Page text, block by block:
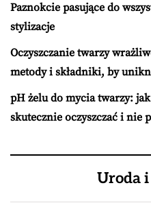
Paznokcie pasujące do
stylizacje
Oczyszczanie twarzy
metody i składniki, by
pH żelu do mycia twarzy:
skutecznie oczyszczać i nie
Uroda